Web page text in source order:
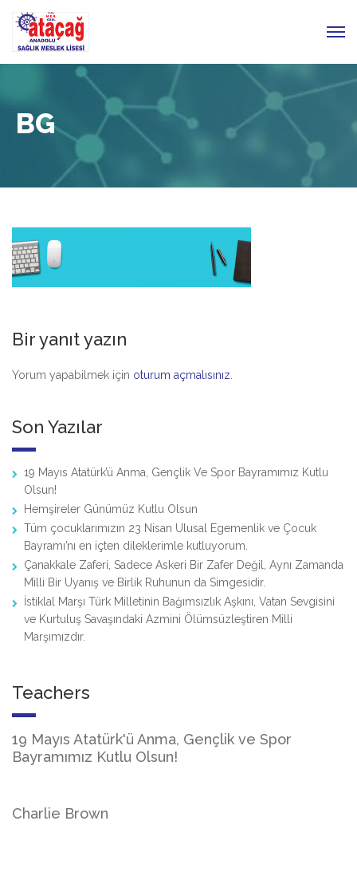
BG
Bir yanıt yazın
Yorum yapabilmek için oturum açmalısınız
Son Yazılar
19 Mayıs Atatürk’ü Anma, Gençlik Ve Spor Bayramımız Kutlu
Olsun!
Hemşireler Günümüz Kutlu Olsun
Tüm çocuklarımızın 23 Nisan Ulusal Egemenlik ve Çocuk
Bayramı’nı en içten dileklerimle kutluyorum.
Çanakkale Zaferi, Sadece Askeri Bir Zafer Değil, Aynı Zamanda
Milli Bir Uyanış ve Birlik Ruhunun da Simgesidir.
İstiklal Marşı Türk Milletinin Bağımsızlık Aşkını, Vatan Sevgisini
ve Kurtuluş Savaşındaki Azmini Ölümsüzleştiren Milli
Marşımızdır.
Teachers
19 Mayıs Atatürk'ü Anma, Gençlik ve Spor
Bayramımız Kutlu Olsun!
Charlie Brown